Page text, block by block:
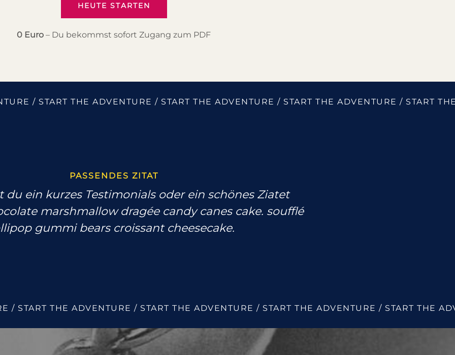
HEUTE STARTEN
0 Euro – Du bekommst sofort Zugang zum PDF
/ START THE ADVENTURE / START THE ADVENTURE / START THE ADVENTURE / START
PASSENDES ZITAT
du ein kurzes Testimonials oder ein schönes Ziatet
marshmallow dragée candy canes cake. soufflé
gummi bears croissant cheesecake.
START THE ADVENTURE / START THE ADVENTURE / START THE ADVENTURE / START THE